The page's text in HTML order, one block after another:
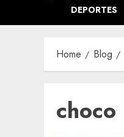
DEPORTES
Home Blog
choco